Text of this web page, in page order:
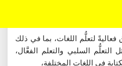
فعاليةً لتعلُّم اللغات، بما في ذلك
السلبي والتعلم الفعَّال،
في اللغات المختلفة،